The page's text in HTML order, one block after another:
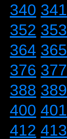
340 341
352 353
364 365
376 377
388 389
400 401
412 413